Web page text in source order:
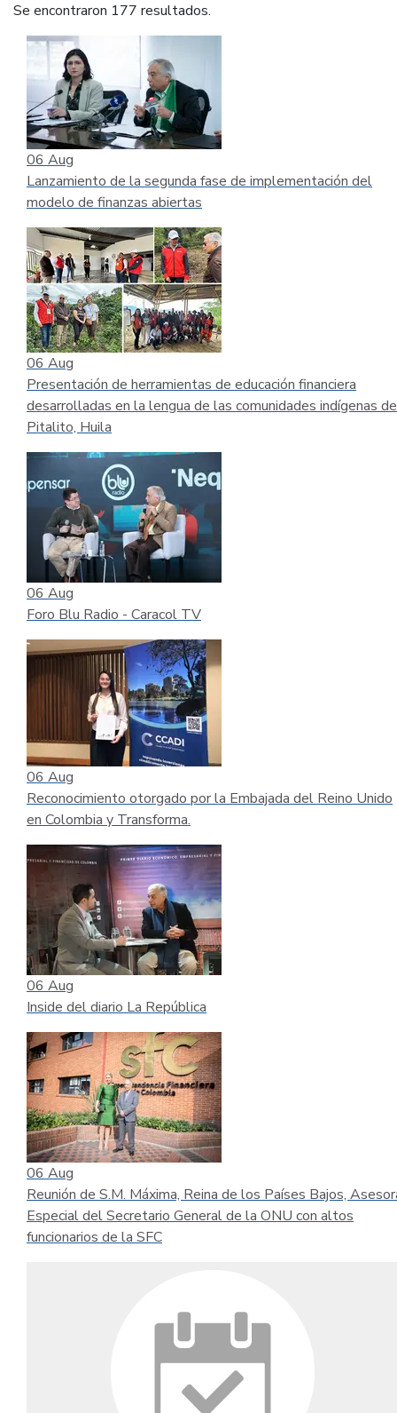
Se encontraron 177 resultados.
06 Aug
Lanzamiento de la segunda fase de implementación del
modelo de finanzas abiertas
06 Aug
Presentación de herramientas de educación financiera
desarrolladas en la lengua de las comunidades indígenas de
Pitalito, Huila
06 Aug
Foro Blu Radio - Caracol TV
06 Aug
Reconocimiento otorgado por la Embajada del Reino Unido
en Colombia y Transforma.
06 Aug
Inside del diario La República
06 Aug
Reunión de S.M. Máxima, Reina de los Países Bajos,
Especial del Secretario General de la ONU con altos
funcionarios de la SFC